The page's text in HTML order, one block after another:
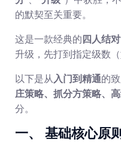
的默契至关重要。
这是一款经典的四人结对
升级，先打到指定级数
以下是从入门到精通的
庄策略、抓分方策略、
分。
一、 基础核心原则